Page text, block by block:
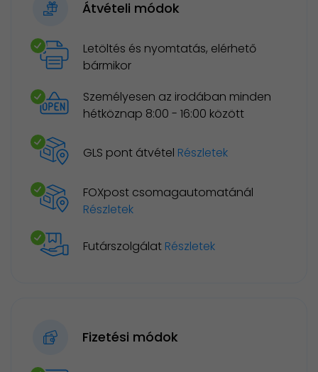
Átvételi módok
Letöltés és nyomtatás, elérhető
bármikor
Személyesen az irodában minden
hétköznap 8:00 - 16:00 között
GLS pont átvétel Részletek
FOXpost csomagautomatánál
Részletek
Futárszolgálat Részletek
Fizetési módok